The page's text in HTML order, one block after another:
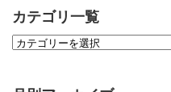
カテゴリ一覧